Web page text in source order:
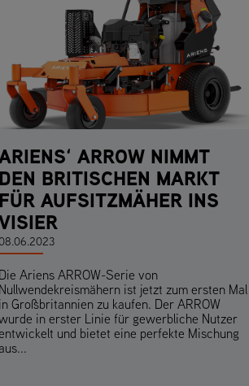
ARROW NIMMT
DEN BRITISCHEN MARKT
FÜR AUFSITZMÄHER INS
Die Ariens ARROW-Serie von
Nullwendekreismähern ist jetzt zum ersten Mal
in Großbritannien zu kaufen. Der ARROW
in erster Linie für gewerbliche Nutzer
und bietet eine perfekte Mischung